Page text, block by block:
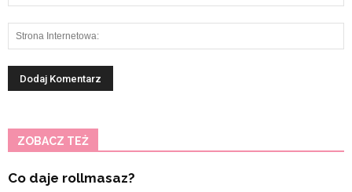
ZOBACZ TEŻ
Co daje rollmasaz?